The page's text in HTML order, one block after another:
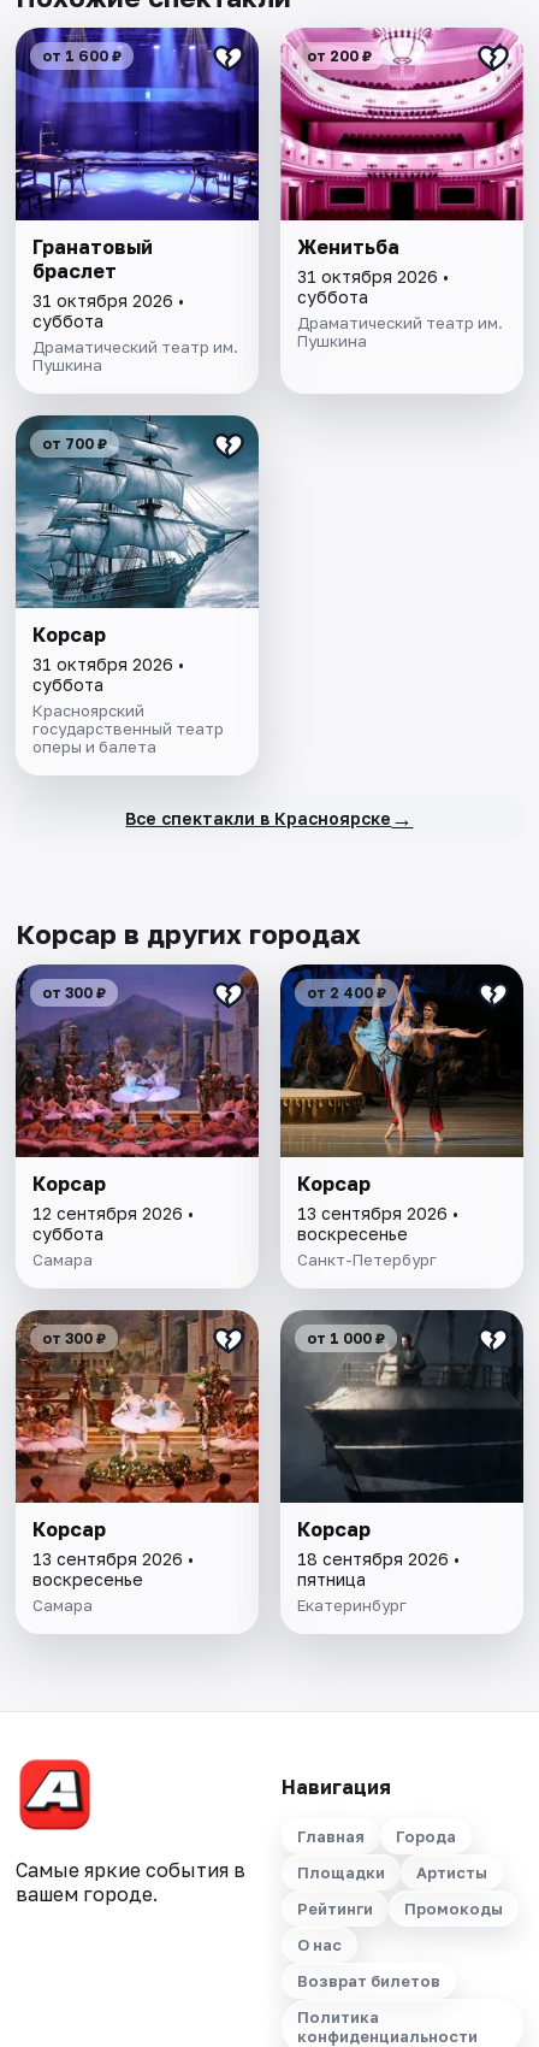
от 1 600 ₽
Гранатовый
браслет
31 октября 2026 •
суббота
Драматический театр им.
Пушкина
от 200 ₽
Женитьба
31 октября 2026 •
суббота
Драматический театр им.
Пушкина
от 700 ₽
Корсар
31 октября 2026 •
суббота
Красноярский
государственный театр
оперы и балета
Все спектакли в Красноярске →
Корсар в других городах
от 300 ₽
Корсар
12 сентября 2026 •
суббота
Самара
от 2 400 ₽
Корсар
13 сентября 2026 •
воскресенье
Санкт-Петербург
от 300 ₽
Корсар
13 сентября 2026 •
воскресенье
Самара
от 1 000 ₽
Корсар
18 сентября 2026 •
пятница
Екатеринбург
Самые яркие события в
вашем городе.
Навигация
Главная
Города
Площадки
Артисты
Рейтинги
Промокоды
О нас
Возврат билетов
Политика
конфиденциальности